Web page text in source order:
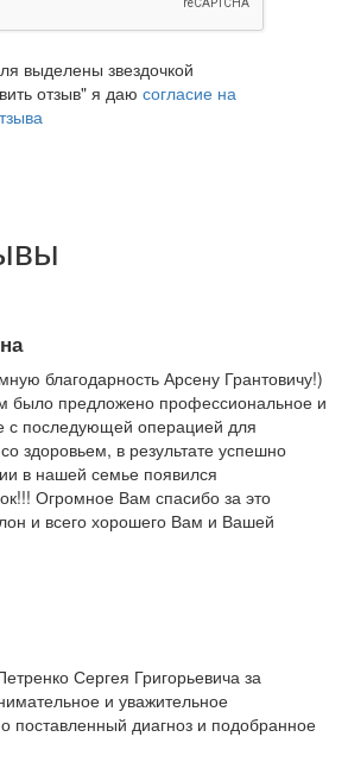
выделены звездочкой
отзыв" я даю согласие на
благодарность Арсену Грантовичу!)
было предложено профессиональное и
с последующей операцией для
здоровьем, в результате успешно
в нашей семье появился
Огромное Вам спасибо за это
и всего хорошего Вам и Вашей
Сергея Григорьевича за
и уважительное
поставленный диагноз и подобранное